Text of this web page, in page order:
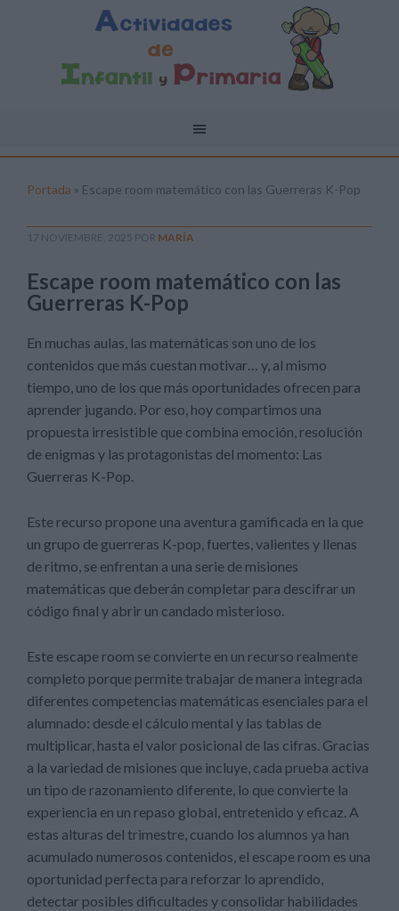
Portada » Escape room matemático con las Guerreras K-Pop
17 NOVIEMBRE, 2025 POR MARÍA
Escape room matemático con las
Guerreras K-Pop
En muchas aulas, las matemáticas son uno de los
contenidos que más cuestan motivar… y, al mismo
tiempo, uno de los que más oportunidades ofrecen para
aprender jugando. Por eso, hoy compartimos una
propuesta irresistible que combina emoción, resolución
de enigmas y las protagonistas del momento: Las
Guerreras K-Pop.
Este recurso propone una aventura gamificada en la que
un grupo de guerreras K-pop, fuertes, valientes y llenas
de ritmo, se enfrentan a una serie de misiones
matemáticas que deberán completar para descifrar un
código final y abrir un candado misterioso.
Este escape room se convierte en un recurso realmente
completo porque permite trabajar de manera integrada
diferentes competencias matemáticas esenciales para el
alumnado: desde el cálculo mental y las tablas de
multiplicar, hasta el valor posicional de las cifras. Gracias
a la variedad de misiones que incluye, cada prueba activa
un tipo de razonamiento diferente, lo que convierte la
experiencia en un repaso global, entretenido y eficaz. A
estas alturas del trimestre, cuando los alumnos ya han
acumulado numerosos contenidos, el escape room es una
oportunidad perfecta para reforzar lo aprendido,
detectar posibles dificultades y consolidar habilidades